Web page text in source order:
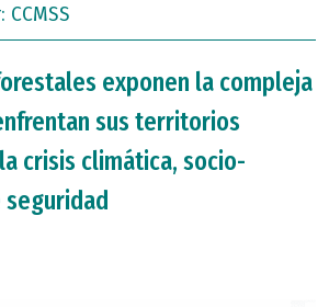
CCMSS
exponen la compleja
sus territorios
crisis climática, socio-